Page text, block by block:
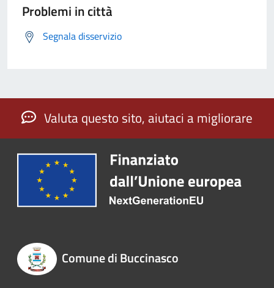
Problemi in città
Segnala disservizio
Valuta questo sito, aiutaci a migliorare
Comune di Buccinasco